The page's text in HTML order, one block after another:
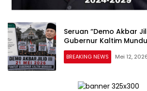
Seruan “Demo Akbar
Gubernur Kaltim
BREAKING NEWS Mei 12,